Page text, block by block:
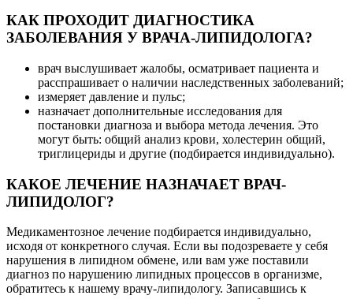
КАК ПРОХОДИТ ДИАГНОСТИКА
ЗАБОЛЕВАНИЯ У ВРАЧА-ЛИПИДОЛОГА?
врач выслушивает жалобы, осматривает пациента и
расспрашивает о наличии наследственных заболеваний;
измеряет давление и пульс;
назначает дополнительные исследования для
постановки диагноза и выбора метода лечения. Это
могут быть: общий анализ крови, холестерин общий,
триглицериды и другие (подбирается индивидуально).
КАКОЕ ЛЕЧЕНИЕ НАЗНАЧАЕТ ВРАЧ-
ЛИПИДОЛОГ?
Медикаментозное лечение подбирается индивидуально,
исходя от конкретного случая. Если вы подозреваете у себя
нарушения в липидном обмене, или вам уже поставили
диагноз по нарушению липидных процессов в организме,
обратитесь к нашему врачу-липидологу. Записавшись к